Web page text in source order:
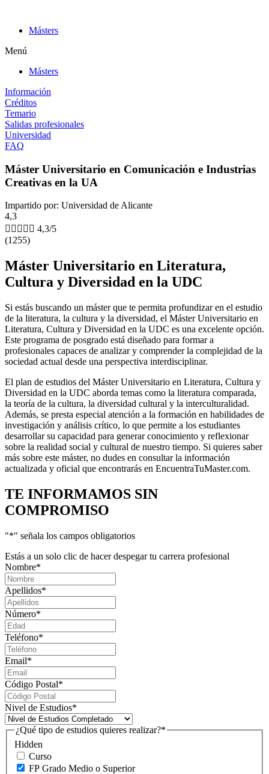
contenidoMásters
Menú
Másters
Información
Créditos
Temario
Salidas profesionales
Universidad
FAQ
Máster Universitario en Comunicación e Industrias
Creativas en la UA
Impartido por: Universidad de Alicante
4,3
     4,3/5
(1255)
Máster Universitario en Literatura,
Cultura y Diversidad en la UDC
Si estás buscando un máster que te permita profundizar en el estudio
de la literatura, la cultura y la diversidad, el Máster Universitario en
Literatura, Cultura y Diversidad en la UDC es una excelente opción.
Este programa de posgrado está diseñado para formar a
profesionales capaces de analizar y comprender la complejidad de la
sociedad actual desde una perspectiva interdisciplinar.
El plan de estudios del Máster Universitario en Literatura, Cultura y
Diversidad en la UDC aborda temas como la literatura comparada,
la teoría de la cultura, la diversidad cultural y la interculturalidad.
Además, se presta especial atención a la formación en habilidades de
investigación y análisis crítico, lo que permite a los estudiantes
desarrollar su capacidad para generar conocimiento y reflexionar
sobre la realidad social y cultural de nuestro tiempo. Si quieres saber
más sobre este máster, no dudes en consultar la información
actualizada y oficial que encontrarás en EncuentraTuMaster.com.
TE INFORMAMOS SIN
COMPROMISO
"*" señala los campos obligatorios
Estás a un solo clic de hacer despegar tu carrera profesional
Nombre*
Apellidos*
Número*
Teléfono*
Email*
Código Postal*
Nivel de Estudios*
Hidden
¿Qué tipo de estudios quieres realizar?*
Curso
FP Grado Medio o Superior